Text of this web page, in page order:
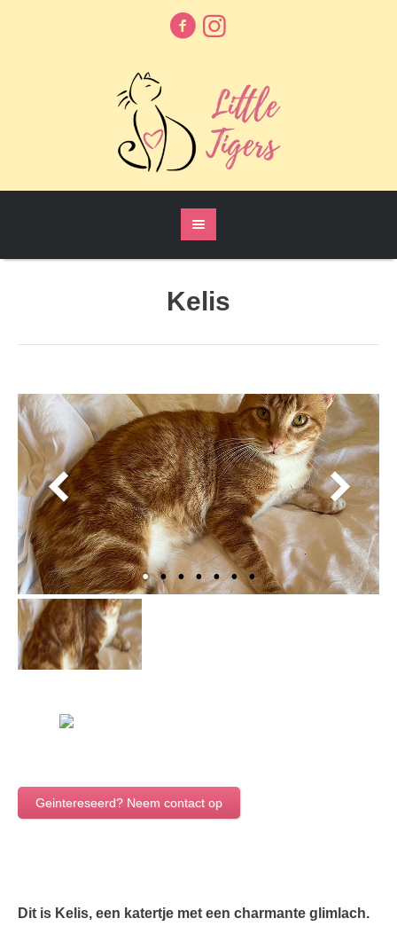
Kelis
Geintereseerd? Neem contact op
Dit is Kelis, een katertje met een charmante glimlach.